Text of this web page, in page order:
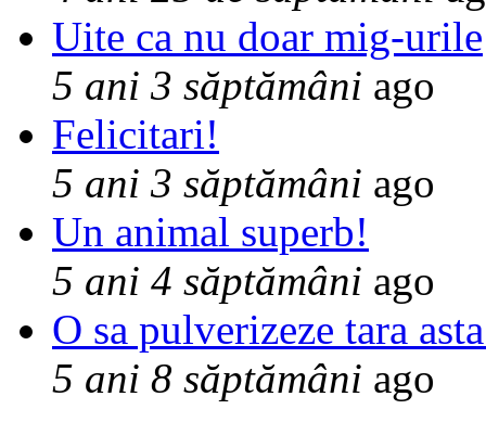
Uite ca nu doar mig-urile
5 ani 3 săptămâni ago
Felicitari!
5 ani 3 săptămâni ago
Un animal superb!
5 ani 4 săptămâni ago
O sa pulverizeze tara
5 ani 8 săptămâni ago